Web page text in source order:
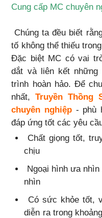
Cung cấp MC chuyên
Chúng ta đều biết
tố không thể thiếu
Đặc biệt MC có vai
dắt và liên kết những
trình hoàn hảo. Để
nhất,Truyền Thồng
chuyên nghiệp - phù
đáp ứng tốt các yêu
Chất giọng tốt,
chịu
Ngoại hình ưa
nhìn
Có sức khỏe tốt,
diễn ra trong